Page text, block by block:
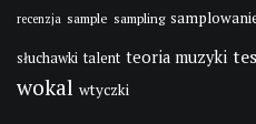
recenzja sample sampling
słuchawki talent teoria muzyki
wokal wtyczki